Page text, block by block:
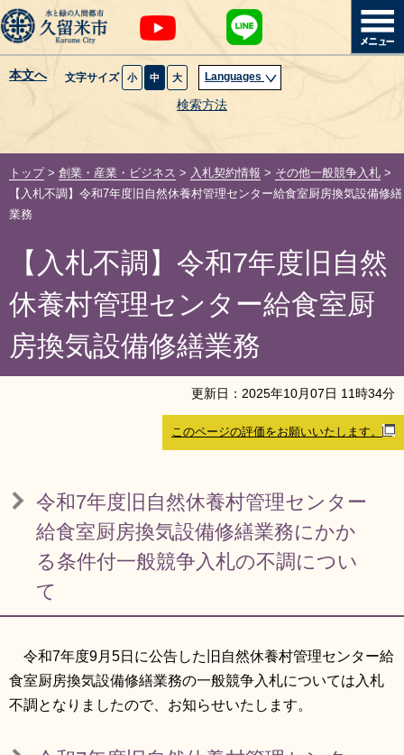
本文へ 文字サイズ 小 中 大 Languages
検索方法
暮らし・届出
健康・医療・福祉
創業・産業・ビジネス
計画・政策
組織から探す
利用ガイド
サイトについて
閉じる
トップ> 創業・産業・ビジネス > 入札契約情報 > その他一般競争入札 >
【入札不調】令和7年度旧自然休養村管理センター給食室厨房換気設備修繕
業務
【入札不調】令和7年度旧自然
休養村管理センター給食室厨
房換気設備修繕業務
更新日： 2025年10月07日 11時34分
このページの評価をお願いいたします。
令和7年度旧自然休養村管理センター
給食室厨房換気設備修繕業務にかか
る条件付一般競争入札の不調につい
て
令和7年度9月5日に公告した旧自然休養村管理センター給
食室厨房換気設備修繕業務の一般競争入札については入札
不調となりましたので、お知らせいたします。